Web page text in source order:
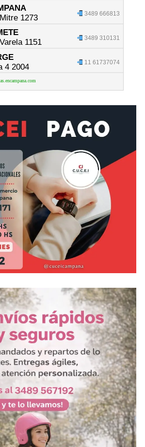
1273
3489 666813
1151
3489 310131
4 2004
11 61737074